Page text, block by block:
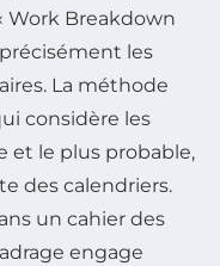
Work Breakdown
les
La méthode
considère les
et le plus probable,
des calendriers.
un cahier des
engage